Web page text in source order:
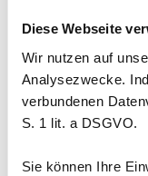
Diese Webseite
Wir nutzen auf
Analysezwecke.
verbundenen
S. 1 lit. a DSGVO.
Sie können Ihre